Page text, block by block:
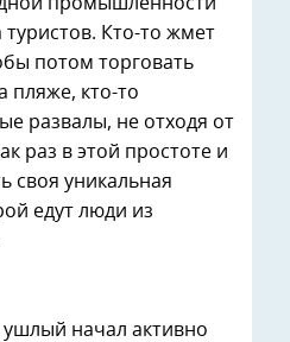
Кто-то жмет
потом торговать
кто-то
развалы, не отходя от
раз в этой простоте и
своя уникальная
едут люди из
ушлый начал активно